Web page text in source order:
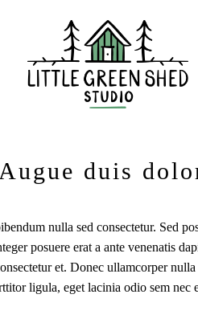
Augue duis
nulla sed consectetur. Sed
posuere erat a ante venenatis
et. Donec ullamcorper
ligula, eget lacinia odio sem